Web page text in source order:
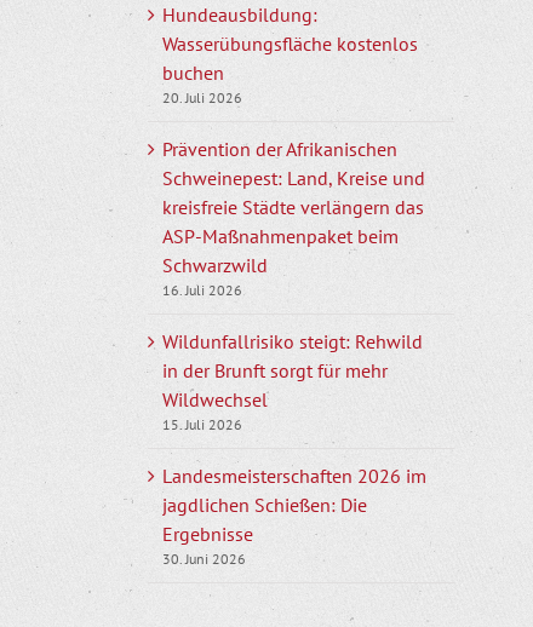
Hundeausbildung:
Wasserübungsfläche kostenlos
buchen
20. Juli 2026
Prävention der Afrikanischen
Schweinepest: Land, Kreise und
kreisfreie Städte verlängern das
ASP-Maßnahmenpaket beim
Schwarzwild
16. Juli 2026
Wildunfallrisiko steigt: Rehwild
in der Brunft sorgt für mehr
Wildwechsel
15. Juli 2026
Landesmeisterschaften 2026 im
jagdlichen Schießen: Die
Ergebnisse
30. Juni 2026